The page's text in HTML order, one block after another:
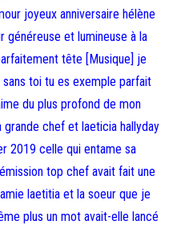
joyeux anniversaire hélène
généreuse et lumineuse à la
tête [Musique] je
toi tu es exemple parfait
du plus profond de mon
grande chef et laeticia hallyday
2019 celle qui entame sa
top chef avait fait une
laetitia et la soeur que je
plus un mot avait-elle lancé